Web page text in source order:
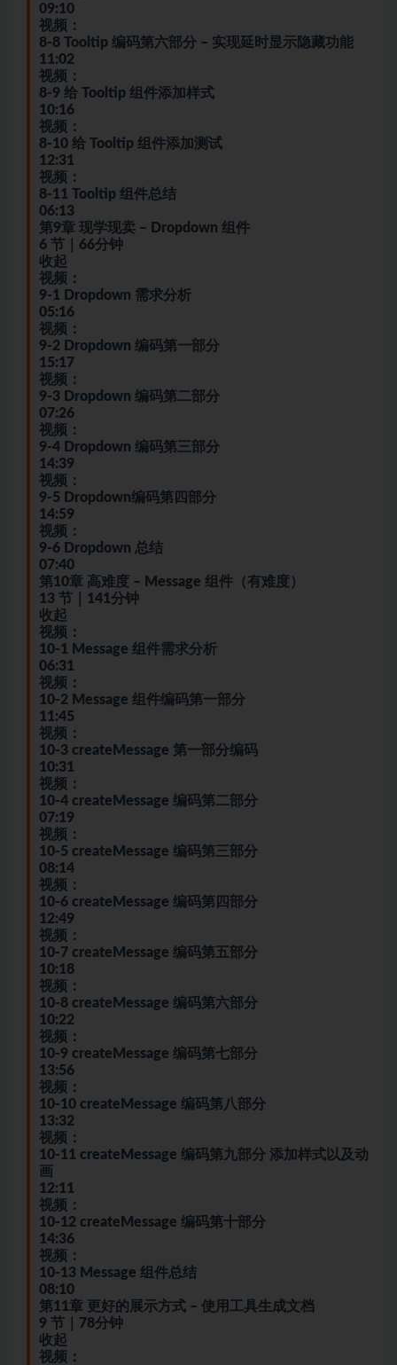
09:10
视频：
8-8 Tooltip 编码第六部分 – 实现延时显示隐藏功能
11:02
视频：
8-9 给 Tooltip 组件添加样式
10:16
视频：
8-10 给 Tooltip 组件添加测试
12:31
视频：
8-11 Tooltip 组件总结
06:13
第9章 现学现卖 – Dropdown 组件
6 节｜66分钟
收起
视频：
9-1 Dropdown 需求分析
05:16
视频：
9-2 Dropdown 编码第一部分
15:17
视频：
9-3 Dropdown 编码第二部分
07:26
视频：
9-4 Dropdown 编码第三部分
14:39
视频：
9-5 Dropdown编码第四部分
14:59
视频：
9-6 Dropdown 总结
07:40
第10章 高难度 – Message 组件（有难度）
13 节｜141分钟
收起
视频：
10-1 Message 组件需求分析
06:31
视频：
10-2 Message 组件编码第一部分
11:45
视频：
10-3 createMessage 第一部分编码
10:31
视频：
10-4 createMessage 编码第二部分
07:19
视频：
10-5 createMessage 编码第三部分
08:14
视频：
10-6 createMessage 编码第四部分
12:49
视频：
10-7 createMessage 编码第五部分
10:18
视频：
10-8 createMessage 编码第六部分
10:22
视频：
10-9 createMessage 编码第七部分
13:56
视频：
10-10 createMessage 编码第八部分
13:32
视频：
10-11 createMessage 编码第九部分 添加样式以及动
画
12:11
视频：
10-12 createMessage 编码第十部分
14:36
视频：
10-13 Message 组件总结
08:10
第11章 更好的展示方式 – 使用工具生成文档
9 节｜78分钟
收起
视频：